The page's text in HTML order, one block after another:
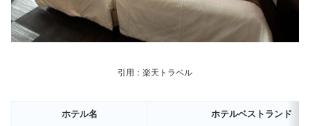
引用：楽天トラベル
ホテル名 ホテルベストランド